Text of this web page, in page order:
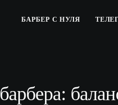
БАРБЕР С НУЛЯ